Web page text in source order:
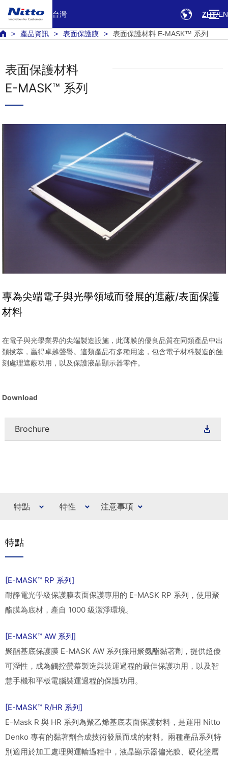
台灣 ZHT EN
產品資訊 表面保護膜 表面保護材料 E-MASK™ 系列
表面保護材料
E-MASK™ 系列
專為尖端電子與光學領域而發展的遮蔽/表面保護
材料
在電子與光學業界的尖端製造設施，此薄膜的優良品質在同類產品中出
類拔萃，贏得卓越聲譽。這類產品有多種用途，包含電子材料製造的蝕
刻處理遮蔽功用，以及保護液晶顯示器零件。
Download
Brochure
特點 特性 注意事項
特點
[E-MASK™ RP 系列]
耐靜電光學級保護膜表面保護專用的 E-MASK RP 系列，使用聚
酯膜為底材，產自 1000 級潔淨環境。
[E-MASK™ AW 系列]
聚酯基底保護膜 E-MASK AW 系列採用聚氨酯黏著劑，提供超優
可溼性，成為觸控螢幕製造與裝運過程的最佳保護功用，以及智
慧手機和平板電腦裝運過程的保護功用。
[E-MASK™ R/HR 系列]
E-Mask R 與 HR 系列為聚乙烯基底表面保護材料，是運用 Nitto
Denko 專有的黏著劑合成技術發展而成的材料。兩種產品系列特
別適用於加工處理與運輸過程中，液晶顯示器偏光膜、硬化塗層